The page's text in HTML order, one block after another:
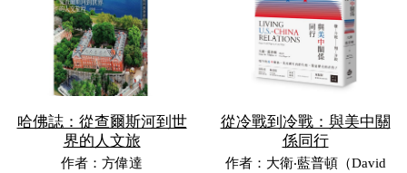
哈佛誌：從查爾斯河到世
界的人文旅
作者：方偉達
從冷戰到冷戰：與美中關
係同行
作者：大衛‧藍普頓（David